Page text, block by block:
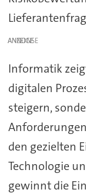
ANZEIGE
Informatik
digitalen
steigern,
den gezielten
Technologie
gewinnt die